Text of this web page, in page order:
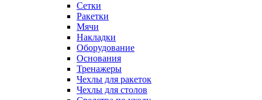
Сетки
Ракетки
Мячи
Накладки
Оборудование
Основания
Тренажеры
Чехлы для ракеток
Чехлы для столов